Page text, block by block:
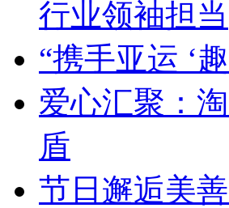
行业领袖担当
“携手亚运 ‘
爱心汇聚：
盾
节日邂逅美